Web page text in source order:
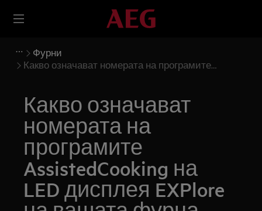
Фурни
Какво означават номерата на програмите
Какво означават
номерата на
програмите
AssistedCooking на
LED дисплея EXPlore